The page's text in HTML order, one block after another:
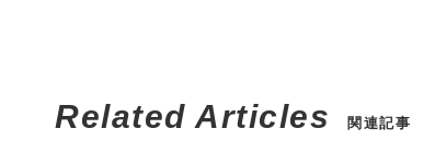
Related Articles 関連記事